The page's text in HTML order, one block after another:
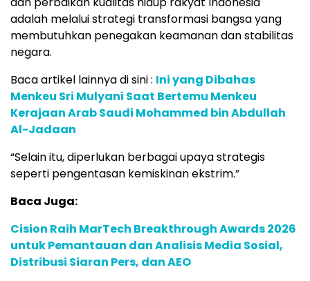
adalah melalui strategi transformasi bangsa yang
membutuhkan penegakan keamanan dan stabilitas
negara.
Baca artikel lainnya di sini : Ini yang Dibahas
Menkeu Sri Mulyani Saat Bertemu Menkeu
Kerajaan Arab Saudi Mohammed bin Abdullah
Al-Jadaan
“Selain itu, diperlukan berbagai upaya strategis
seperti pengentasan kemiskinan ekstrim.”
Baca Juga:
Cision Raih MarTech Breakthrough Awards 2026
untuk Pemantauan dan Analisis Media Sosial,
Distribusi Siaran Pers, dan AEO